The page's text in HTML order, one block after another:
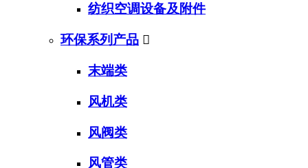
纺织空调设备及附件
环保系列产品 
末端类
风机类
风阀类
风管类